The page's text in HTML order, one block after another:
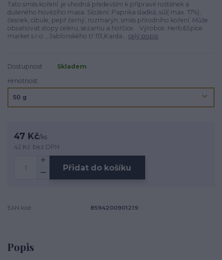
Tato směs koření je vhodná především k přípravě roštěnek a
dušeného hovězího masa. Složení: Paprika sladká, sůl( max. 17%),
česnek, cibule, pepř černý, rozmarýn, směs přírodního koření. Může
obsahovat stopy celeru, sezamu a hořčice. Výrobce: Herb&Spice
market s.r.o. , Jablonského tř.113,Karda... celý popis
Dostupnost
Skladem
Hmotnost
47 Kč/ks
42 Kč bez DPH
Přidat do košíku
EAN kód: 8594200901219
Popis